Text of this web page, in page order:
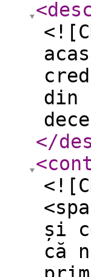
din
</
și
că